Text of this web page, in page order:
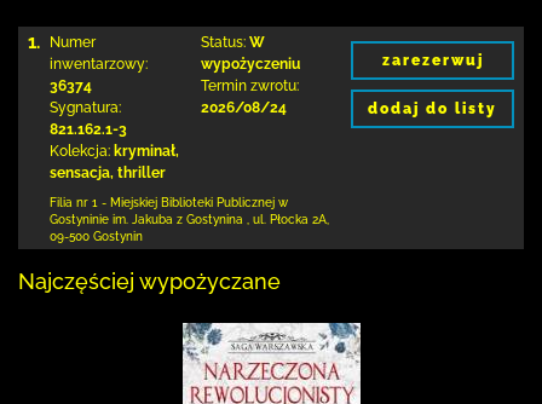
1.
Numer
inwentarzowy:
36374
Sygnatura:
821.162.1-3
Kolekcja: kryminał,
sensacja, thriller
Status: W
wypożyczeniu
Termin zwrotu:
2026/08/24
Filia nr 1 - Miejskiej Biblioteki Publicznej w
Gostyninie im. Jakuba z Gostynina
ul. Płocka 2A
09-500 Gostynin
zarezerwuj
dodaj do listy
Najczęściej wypożyczane